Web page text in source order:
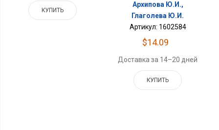
КУПИТЬ
Архипова Ю.И.,
Глаголева Ю.И.
Артикул: 1602584
$14.09
Доставка за 14–20 дней
КУПИТЬ